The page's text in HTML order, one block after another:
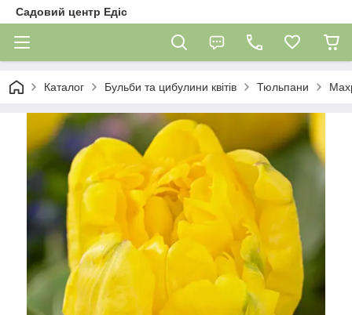
Садовий центр Едіс
Каталог Бульби та цибулини квітів Тюльпани